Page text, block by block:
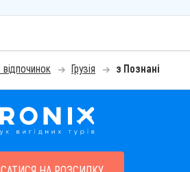
відпочинок Грузія з Познані